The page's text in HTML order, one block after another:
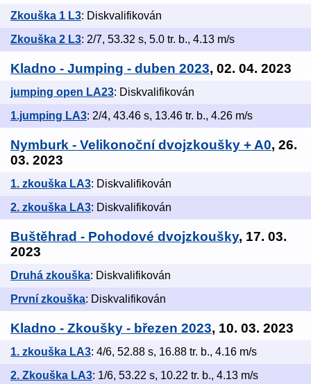
Zkouška 1 L3: Diskvalifikován
Zkouška 2 L3: 2/7, 53.32 s, 5.0 tr. b., 4.13 m/s
Kladno - Jumping - duben 2023, 02. 04. 2023
jumping open LA23: Diskvalifikován
1.jumping LA3: 2/4, 43.46 s, 13.46 tr. b., 4.26 m/s
Nymburk - Velikonoční dvojzkoušky + A0, 26.
03. 2023
1. zkouška LA3: Diskvalifikován
2. zkouška LA3: Diskvalifikován
Buštěhrad - Pohodové dvojzkoušky, 17. 03.
2023
Druhá zkouška: Diskvalifikován
První zkouška: Diskvalifikován
Kladno - Zkoušky - březen 2023, 10. 03. 2023
1. zkouška LA3: 4/6, 52.88 s, 16.88 tr. b., 4.16 m/s
2. Zkouška LA3: 1/6, 53.22 s, 10.22 tr. b., 4.13 m/s